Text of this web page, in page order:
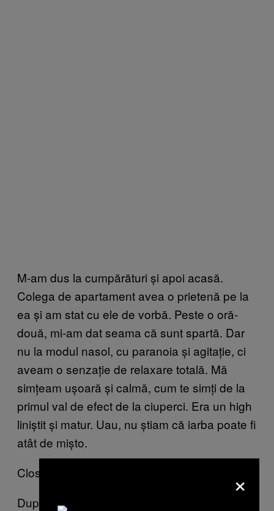
M-am dus la cumpărături și apoi acasă.
Colega de apartament avea o prietenă pe la
ea și am stat cu ele de vorbă. Peste o oră-
două, mi-am dat seama că sunt spartă. Dar
nu la modul nasol, cu paranoia și agitație, ci
aveam o senzație de relaxare totală. Mă
simțeam ușoară și calmă, cum te simți de la
primul val de efect de la ciuperci. Era un high
liniștit și matur. Uau, nu știam că iarba poate fi
atât de mișto.
Close up cu bunătățile.
După revelația orală, m-am ridicat de pa
×